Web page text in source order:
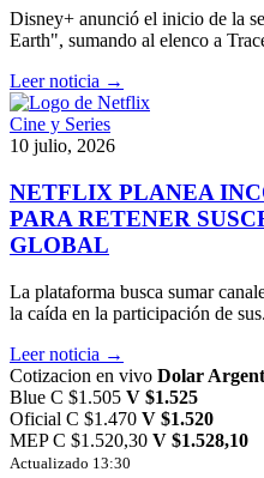
Disney+ anunció el inicio de la
Earth", sumando al elenco a
Leer noticia →
Cine y Series
10 julio, 2026
NETFLIX PLANEA
PARA RETENER
GLOBAL
La plataforma busca sumar
la caída en la participación de
Leer noticia →
Cotizacion en vivo Dolar
Blue C $1.505 V $1.525
Oficial C $1.470 V $1.520
MEP C $1.520,30 V $1.528,10
Actualizado 13:30